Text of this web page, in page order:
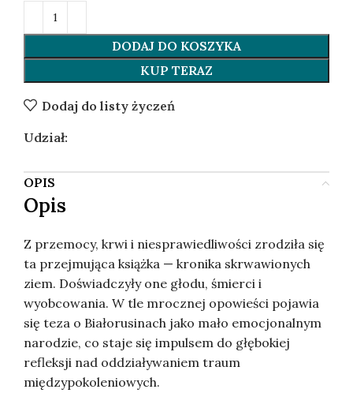
DODAJ DO KOSZYKA
KUP TERAZ
Dodaj do listy życzeń
Udział:
OPIS
Opis
Z przemocy, krwi i niesprawiedliwości zrodziła się
ta przejmująca książka — kronika skrwawionych
ziem. Doświadczyły one głodu, śmierci i
wyobcowania. W tle mrocznej opowieści pojawia
się teza o Białorusinach jako mało emocjonalnym
narodzie, co staje się impulsem do głębokiej
refleksji nad oddziaływaniem traum
międzypokoleniowych.